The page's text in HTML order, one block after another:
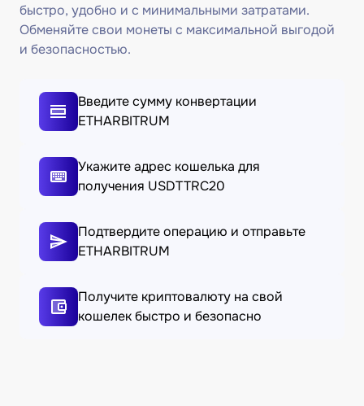
быстро, удобно и с минимальными затратами.
Обменяйте свои монеты с максимальной выгодой
и безопасностью.
Введите сумму конвертации
ETHARBITRUM
Укажите адрес кошелька для
получения USDTTRC20
Подтвердите операцию и отправьте
ETHARBITRUM
Получите криптовалюту на свой
кошелек быстро и безопасно